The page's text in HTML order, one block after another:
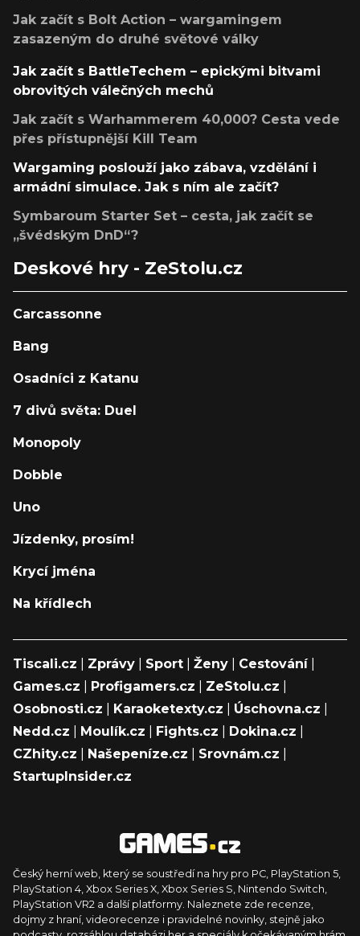
Jak začít s Bolt Action – wargamingem
zasazeným do druhé světové války
Jak začít s BattleTechem – epickými bitvami
obrovitých válečných mechů
Jak začít s Warhammerem 40,000? Cesta vede
přes přístupnější Kill Team
Wargaming poslouží jako zábava, vzdělání i
armádní simulace. Jak s ním ale začít?
Symbaroum Starter Set – cesta, jak začít se
„švédským DnD“?
Deskové hry - ZeStolu.cz
Carcassonne
Bang
Osadníci z Katanu
7 divů světa: Duel
Monopoly
Dobble
Uno
Jízdenky, prosím!
Krycí jména
Na křídlech
Tiscali.cz Zprávy Sport Ženy Cestování|
Games.cz
Profigamers.cz ZeStolu.cz
Osobnosti.cz
Karaoketexty.cz Úschovna.cz
Nedd.cz
Moulík.cz Fights.cz Dokina.cz
CZhity.cz
Našepeníze.cz Srovnám.cz
StartupInsider.cz
Český herní web, který se soustředí na hry pro PC, PlayStation 5,
PlayStation 4, Xbox Series X, Xbox Series S, Nintendo Switch,
PlayStation VR2 a další platformy. Naleznete zde recenze,
dojmy z hraní, videorecenze i pravidelné novinky, stejně jako